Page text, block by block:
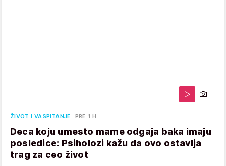
ŽIVOT I VASPITANJE PRE 1 H
Deca koju umesto mame odgaja baka imaju
posledice: Psiholozi kažu da ovo ostavlja
trag za ceo život